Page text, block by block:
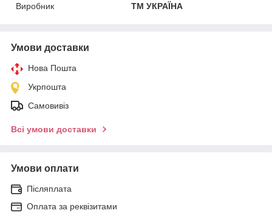
Виробник
ТМ УКРАЇНА
Умови доставки
Нова Пошта
Укрпошта
Самовивіз
Всі умови доставки
Умови оплати
Післяплата
Оплата за реквізитами